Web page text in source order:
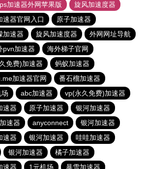
加速器外网苹果版
旋风加速度器
速器官网入口
原子加速器
加速器 旋风加速度器
外网网址导航
pvn加速器
海外梯子官网
免费)加速器
蚂蚁加速器
加速器官网
番石榴加速器
abc加速器
vp(永久免费)加速器
速器 原子加速器
银河加速器
速器 anyconnect
银河加速器
速器 银河加速器
哇哇加速器
银河加速器
橘子加速器
速器 1元机场 暴雪加速器